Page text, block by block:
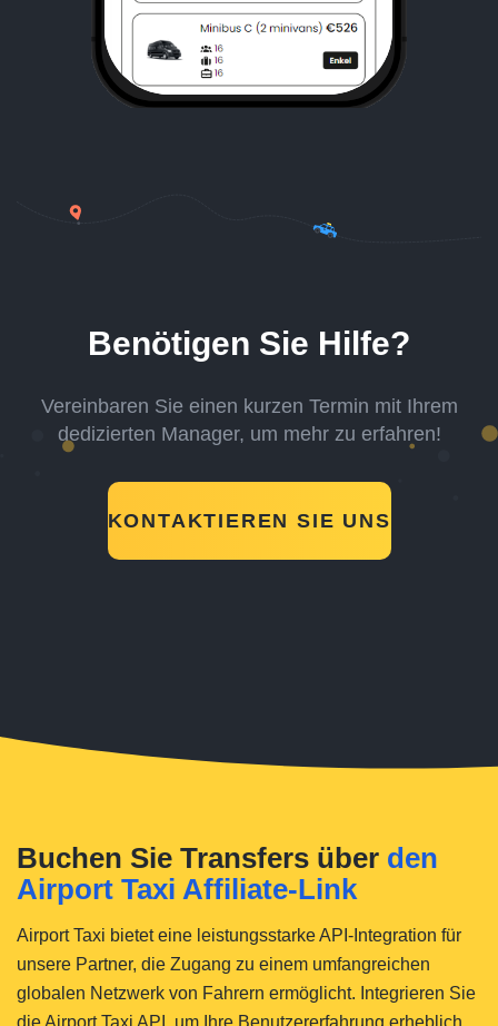
Benötigen Sie Hilfe?
Vereinbaren Sie einen kurzen Termin mit Ihrem
dedizierten Manager, um mehr zu erfahren!
KONTAKTIEREN SIE UNS
Buchen Sie Transfers über den
Airport Taxi Affiliate-Link
Airport Taxi bietet eine leistungsstarke API-Integration für
unsere Partner, die Zugang zu einem umfangreichen
globalen Netzwerk von Fahrern ermöglicht. Integrieren Sie
die Airport Taxi API, um Ihre Benutzererfahrung erheblich